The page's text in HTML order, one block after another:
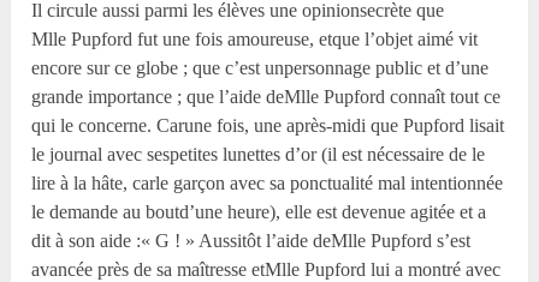
Il circule aussi parmi les élèves une opinionsecrète que
Mlle Pupford fut une fois amoureuse, etque l’objet aimé vit
encore sur ce globe ; que c’est unpersonnage public et d’une
grande importance ; que l’aide deMlle Pupford connaît tout ce
qui le concerne. Carune fois, une après-midi que Pupford lisait
le journal avec sespetites lunettes d’or (il est nécessaire de le
lire à la hâte, carle garçon avec sa ponctualité mal intentionnée
le demande au boutd’une heure), elle est devenue agitée et a
dit à son aide :« G ! » Aussitôt l’aide deMlle Pupford s’est
avancée près de sa maîtresse etMlle Pupford lui a montré avec